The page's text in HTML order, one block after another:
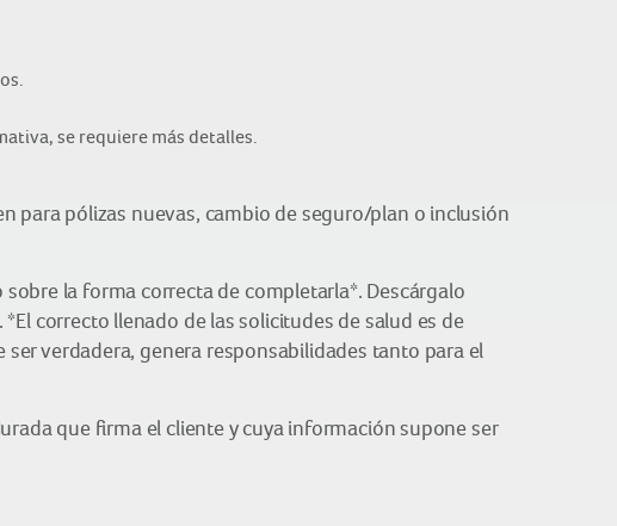
se requiere más detalles.
para pólizas nuevas, cambio de seguro/plan o inclusión
la forma correcta de completarla*. Descárgalo
correcto llenado de las solicitudes de salud es de
verdadera, genera responsabilidades tanto para el
que firma el cliente y cuya información supone ser